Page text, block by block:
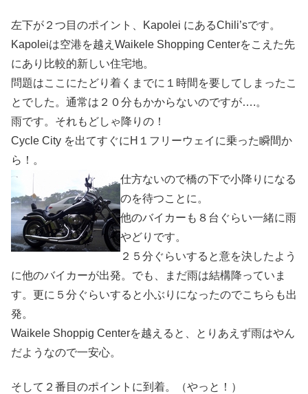
左下が２つ目のポイント、Kapolei にあるChili’sです。
Kapoleiは空港を越えWaikele Shopping Centerをこえた先
にあり比較的新しい住宅地。
問題はここにたどり着くまでに１時間を要してしまったこ
とでした。通常は２０分もかからないのですが….。
雨です。それもどしゃ降りの！
Cycle City を出てすぐにH１フリーウェイに乗った瞬間か
ら！。
仕方ないので橋の下で小降りになる
のを待つことに。
他のバイカーも８台ぐらい一緒に雨
やどりです。
２５分ぐらいすると意を決したよう
に他のバイカーが出発。でも、まだ雨は結構降っていま
す。更に５分ぐらいすると小ぶりになったのでこちらも出
発。
Waikele Shoppig Centerを越えると、とりあえず雨はやん
だようなので一安心。
そして２番目のポイントに到着。（やっと！）